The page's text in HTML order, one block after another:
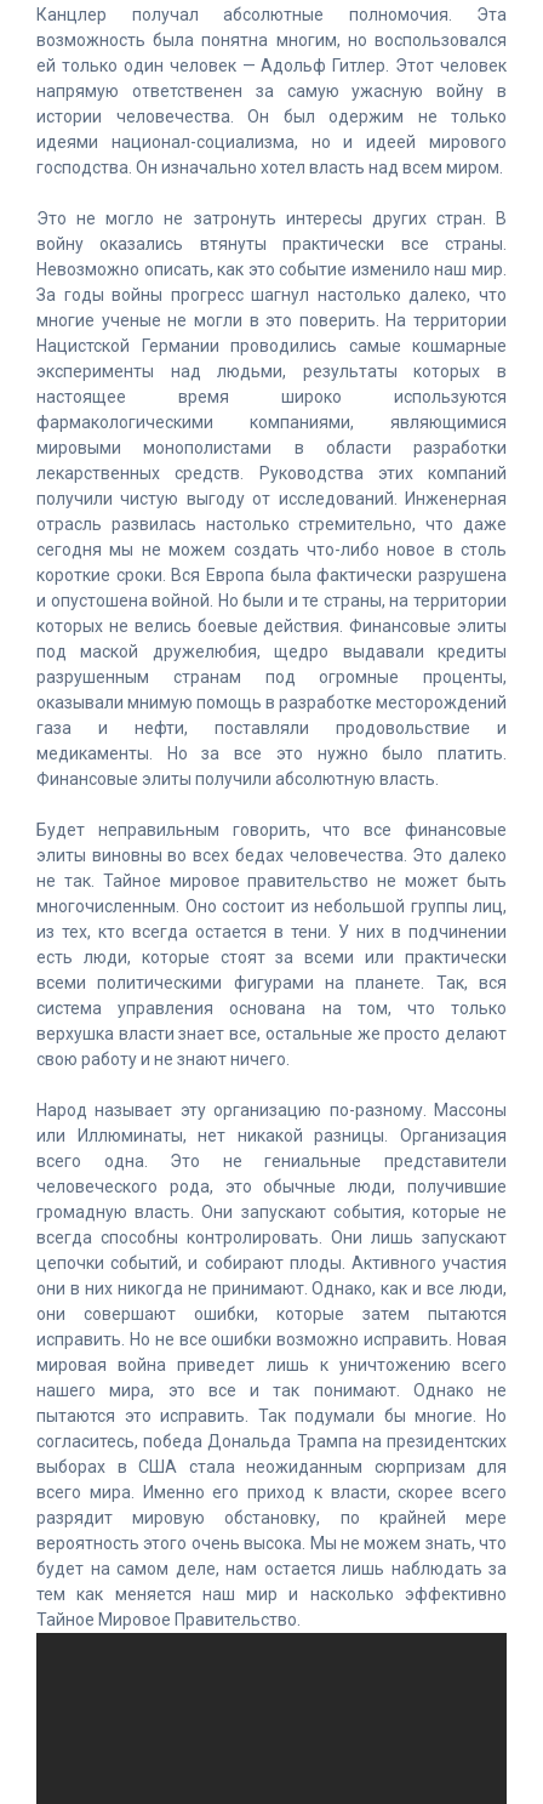
Канцлер получал абсолютные полномочия. Эта
возможность была понятна многим, но воспользовался
ей только один человек — Адольф Гитлер. Этот человек
напрямую ответственен за самую ужасную войну в
истории человечества. Он был одержим не только
идеями национал-социализма, но и идеей мирового
господства. Он изначально хотел власть над всем миром.
Это не могло не затронуть интересы других стран. В
войну оказались втянуты практически все страны.
Невозможно описать, как это событие изменило наш мир.
За годы войны прогресс шагнул настолько далеко, что
многие ученые не могли в это поверить. На территории
Нацистской Германии проводились самые кошмарные
эксперименты над людьми, результаты которых в
настоящее время широко используются
фармакологическими компаниями, являющимися
мировыми монополистами в области разработки
лекарственных средств. Руководства этих компаний
получили чистую выгоду от исследований. Инженерная
отрасль развилась настолько стремительно, что даже
сегодня мы не можем создать что-либо новое в столь
короткие сроки. Вся Европа была фактически разрушена
и опустошена войной. Но были и те страны, на территории
которых не велись боевые действия. Финансовые элиты
под маской дружелюбия, щедро выдавали кредиты
разрушенным странам под огромные проценты,
оказывали мнимую помощь в разработке месторождений
газа и нефти, поставляли продовольствие и
медикаменты. Но за все это нужно было платить.
Финансовые элиты получили абсолютную власть.
Будет неправильным говорить, что все финансовые
элиты виновны во всех бедах человечества. Это далеко
не так. Тайное мировое правительство не может быть
многочисленным. Оно состоит из небольшой группы лиц,
из тех, кто всегда остается в тени. У них в подчинении
есть люди, которые стоят за всеми или практически
всеми политическими фигурами на планете. Так, вся
система управления основана на том, что только
верхушка власти знает все, остальные же просто делают
свою работу и не знают ничего.
Народ называет эту организацию по-разному. Массоны
или Иллюминаты, нет никакой разницы. Организация
всего одна. Это не гениальные представители
человеческого рода, это обычные люди, получившие
громадную власть. Они запускают события, которые не
всегда способны контролировать. Они лишь запускают
цепочки событий, и собирают плоды. Активного участия
они в них никогда не принимают. Однако, как и все люди,
они совершают ошибки, которые затем пытаются
исправить. Но не все ошибки возможно исправить. Новая
мировая война приведет лишь к уничтожению всего
нашего мира, это все и так понимают. Однако не
пытаются это исправить. Так подумали бы многие. Но
согласитесь, победа Дональда Трампа на президентских
выборах в США стала неожиданным сюрпризам для
всего мира. Именно его приход к власти, скорее всего
разрядит мировую обстановку, по крайней мере
вероятность этого очень высока. Мы не можем знать, что
будет на самом деле, нам остается лишь наблюдать за
тем как меняется наш мир и насколько эффективно
Тайное Мировое Правительство.